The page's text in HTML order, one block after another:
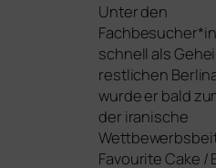
Unter den
schnell als
rest­li­chen
wur­de er bald
der ira­ni­sche
Favourite Cake /